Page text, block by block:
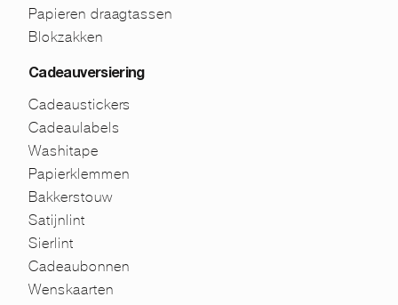
Papieren draagtassen
Blokzakken
Cadeauversiering
Cadeaustickers
Cadeaulabels
Washitape
Papierklemmen
Bakkerstouw
Satijnlint
Sierlint
Cadeaubonnen
Wenskaarten